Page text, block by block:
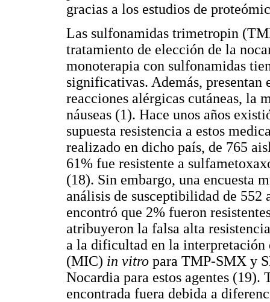
gracias a los estudios de
Las sulfonamidas trimetropin
tratamiento de elección de la
monoterapia con sulfonamidas
significativas. Además, presentan
reacciones alérgicas cutáneas, la
náuseas (1). Hace unos años
supuesta resistencia a estos
realizado en dicho país, de 765
61% fue resistente a
(18). Sin embargo, una encuesta
análisis de susceptibilidad de 552
encontró que 2% fueron
atribuyeron la falsa alta
a la dificultad en la
(MIC) in vitro para TMP-SMX y
Nocardia para estos agentes
encontrada fuera debida a